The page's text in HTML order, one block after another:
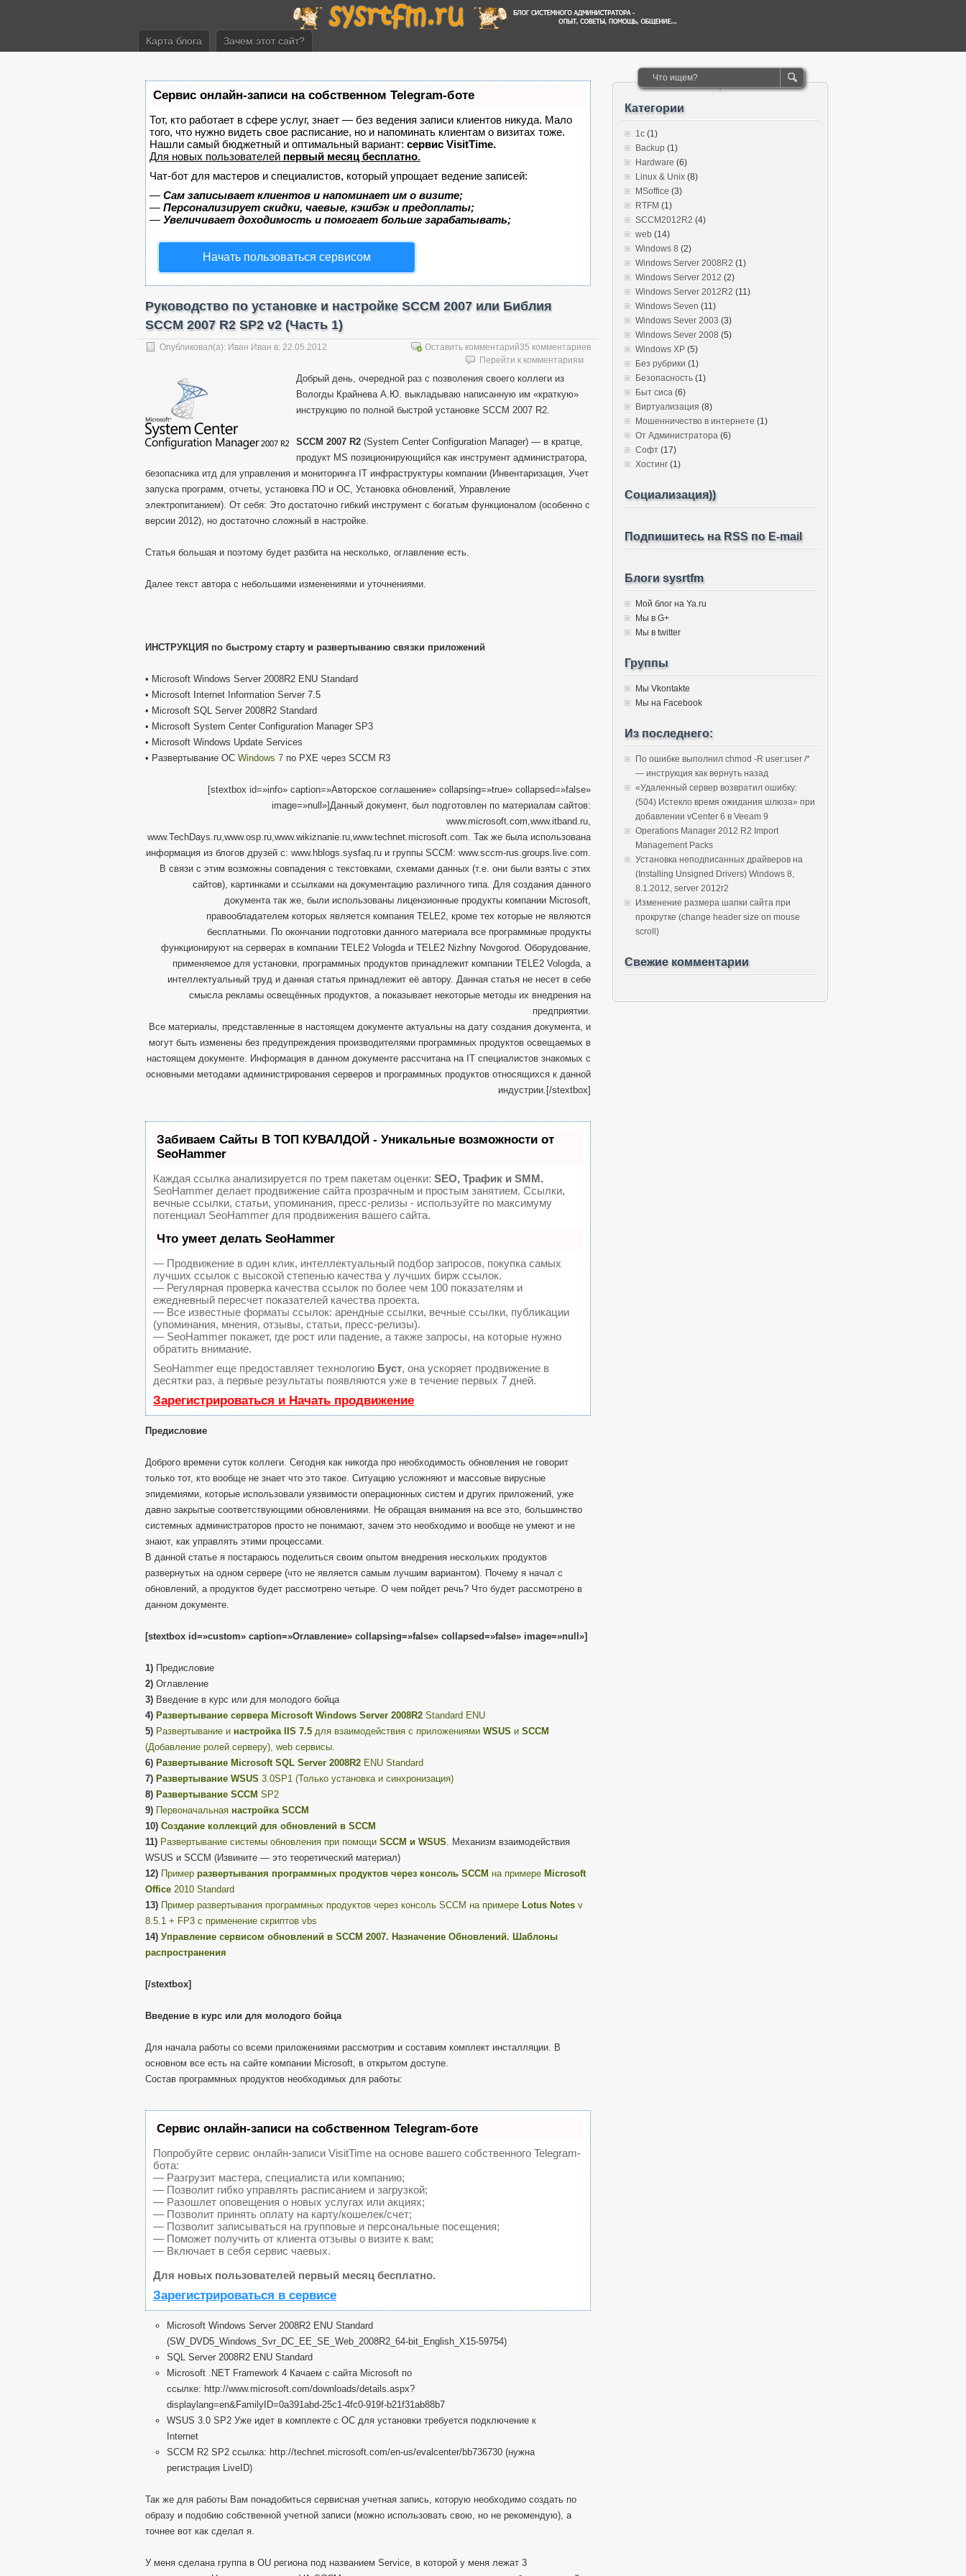
Карта блога Зачем этот сайт?
Сервис онлайн-записи на собственном Telegram-боте
Тот, кто работает в сфере услуг, знает — без ведения записи клиентов никуда. Мало
того, что нужно видеть свое расписание, но и напоминать клиентам о визитах тоже.
Нашли самый бюджетный и оптимальный вариант: сервис VisitTime.
Для новых пользователей первый месяц бесплатно.
Чат-бот для мастеров и специалистов, который упрощает ведение записей:
— Сам записывает клиентов и напоминает им о визите;
— Персонализирует скидки, чаевые, кэшбэк и предоплаты;
— Увеличивает доходимость и помогает больше зарабатывать;
Начать пользоваться сервисом
Руководство по установке и настройке SCCM 2007 или Библия
SCCM 2007 R2 SP2 v2 (Часть 1)
Опубликовал(а): Иван Иван в: 22.05.2012 Оставить комментарий35 комментариев
Перейти к комментариям
Добрый день, очередной раз с позволения своего коллеги из
Вологды Крайнева А.Ю. выкладываю написанную им «краткую»
инструкцию по полной быстрой установке SCCM 2007 R2.
SCCM 2007 R2 (System Center Configuration Manager) — в кратце,
продукт MS позиционирующийся как инструмент администратора,
безопасника итд для управления и мониторинга IT инфраструктуры компании (Инвентаризация, Учет
запуска программ, отчеты, установка ПО и ОС, Установка обновлений, Управление
электропитанием). От себя: Это достаточно гибкий инструмент с богатым функционалом (особенно с
версии 2012), но достаточно сложный в настройке.
Статья большая и поэтому будет разбита на несколько, оглавление есть.
Далее текст автора с небольшими изменениями и уточнениями.
ИНСТРУКЦИЯ по быстрому старту и развертыванию связки приложений
• Microsoft Windows Server 2008R2 ENU Standard
• Microsoft Internet Information Server 7.5
• Microsoft SQL Server 2008R2 Standard
• Microsoft System Center Configuration Manager SP3
• Microsoft Windows Update Services
• Развертывание ОС Windows 7 по PXE через SCCM R3
[stextbox id=»info» caption=»Авторское соглашение» collapsing=»true» collapsed=»false»
image=»null»]Данный документ, был подготовлен по материалам сайтов:
www.microsoft.com,www.itband.ru,
www.TechDays.ru,www.osp.ru,www.wikiznanie.ru,www.technet.microsoft.com. Так же была использована
информация из блогов друзей с: www.hblogs.sysfaq.ru и группы SCCM: www.sccm-rus.groups.live.com.
В связи с этим возможны совпадения с текстовками, схемами данных (т.е. они были взяты с этих
сайтов), картинками и ссылками на документацию различного типа. Для создания данного
документа так же, были использованы лицензионные продукты компании Microsoft,
правообладателем которых является компания TELE2, кроме тех которые не являются
бесплатными. По окончании подготовки данного материала все программные продукты
функционируют на серверах в компании TELE2 Vologda и TELE2 Nizhny Novgorod. Оборудование,
применяемое для установки, программных продуктов принадлежит компании TELE2 Vologda, а
интеллектуальный труд и данная статья принадлежит её автору. Данная статья не несет в себе
смысла рекламы освещённых продуктов, а показывает некоторые методы их внедрения на
предприятии.
Все материалы, представленные в настоящем документе актуальны на дату создания документа, и
могут быть изменены без предупреждения производителями программных продуктов освещаемых в
настоящем документе. Информация в данном документе рассчитана на IT специалистов знакомых с
основными методами администрирования серверов и программных продуктов относящихся к данной
индустрии.[/stextbox]
Забиваем Сайты В ТОП КУВАЛДОЙ - Уникальные возможности от
SeoHammer
Каждая ссылка анализируется по трем пакетам оценки: SEO, Трафик и SMM.
SeoHammer делает продвижение сайта прозрачным и простым занятием. Ссылки,
вечные ссылки, статьи, упоминания, пресс-релизы - используйте по максимуму
потенциал SeoHammer для продвижения вашего сайта.
Что умеет делать SeoHammer
— Продвижение в один клик, интеллектуальный подбор запросов, покупка самых
лучших ссылок с высокой степенью качества у лучших бирж ссылок.
— Регулярная проверка качества ссылок по более чем 100 показателям и
ежедневный пересчет показателей качества проекта.
— Все известные форматы ссылок: арендные ссылки, вечные ссылки, публикации
(упоминания, мнения, отзывы, статьи, пресс-релизы).
— SeoHammer покажет, где рост или падение, а также запросы, на которые нужно
обратить внимание.
SeoHammer еще предоставляет технологию Буст, она ускоряет продвижение в
десятки раз, а первые результаты появляются уже в течение первых 7 дней.
Зарегистрироваться и Начать продвижение
Предисловие
Доброго времени суток коллеги. Сегодня как никогда про необходимость обновления не говорит
только тот, кто вообще не знает что это такое. Ситуацию усложняют и массовые вирусные
эпидемиями, которые использовали уязвимости операционных систем и других приложений, уже
давно закрытые соответствующими обновлениями. Не обращая внимания на все это, большинство
системных администраторов просто не понимают, зачем это необходимо и вообще не умеют и не
знают, как управлять этими процессами.
В данной статье я постараюсь поделиться своим опытом внедрения нескольких продуктов
развернутых на одном сервере (что не является самым лучшим вариантом). Почему я начал с
обновлений, а продуктов будет рассмотрено четыре. О чем пойдет речь? Что будет рассмотрено в
данном документе.
[stextbox id=»custom» caption=»Оглавление» collapsing=»false» collapsed=»false» image=»null»]
1) Предисловие
2) Оглавление
3) Введение в курс или для молодого бойца
4) Развертывание сервера Microsoft Windows Server 2008R2 Standard ENU
5) Развертывание и настройка IIS 7.5 для взаимодействия с приложениями WSUS и SCCM
(Добавление ролей серверу), web сервисы.
6) Развертывание Microsoft SQL Server 2008R2 ENU Standard
7) Развертывание WSUS 3.0SP1 (Только установка и синхронизация)
8) Развертывание SCCM SP2
9) Первоначальная настройка SCCM
10) Создание коллекций для обновлений в SCCM
11) Развертывание системы обновления при помощи SCCM и WSUS. Механизм взаимодействия
WSUS и SCCM (Извините — это теоретический материал)
12) Пример развертывания программных продуктов через консоль SCCM на примере Microsoft
Office 2010 Standard
13) Пример развертывания программных продуктов через консоль SCCM на примере Lotus Notes v
8.5.1 + FP3 c применение скриптов vbs
14) Управление сервисом обновлений в SCCM 2007. Назначение Обновлений. Шаблоны
распространения
[/stextbox]
Введение в курс или для молодого бойца
Для начала работы со всеми приложениями рассмотрим и составим комплект инсталляции. В
основном все есть на сайте компании Microsoft, в открытом доступе.
Состав программных продуктов необходимых для работы:
Сервис онлайн-записи на собственном Telegram-боте
Попробуйте сервис онлайн-записи VisitTime на основе вашего собственного Telegram-
бота:
— Разгрузит мастера, специалиста или компанию;
— Позволит гибко управлять расписанием и загрузкой;
— Разошлет оповещения о новых услугах или акциях;
— Позволит принять оплату на карту/кошелек/счет;
— Позволит записываться на групповые и персональные посещения;
— Поможет получить от клиента отзывы о визите к вам;
— Включает в себя сервис чаевых.
Для новых пользователей первый месяц бесплатно.
Зарегистрироваться в сервисе
Microsoft Windows Server 2008R2 ENU Standard
(SW_DVD5_Windows_Svr_DC_EE_SE_Web_2008R2_64-bit_English_X15-59754)
SQL Server 2008R2 ENU Standard
Microsoft .NET Framework 4 Качаем с сайта Microsoft по
ссылке: http://www.microsoft.com/downloads/details.aspx?
displaylang=en&FamilyID=0a391abd-25c1-4fc0-919f-b21f31ab88b7
WSUS 3.0 SP2 Уже идет в комплекте с OC для установки требуется подключение к
Internet
SCCM R2 SP2 ссылка: http://technet.microsoft.com/en-us/evalcenter/bb736730 (нужна
регистрация LiveID)
Так же для работы Вам понадобиться сервисная учетная запись, которую необходимо создать по
образу и подобию собственной учетной записи (можно использовать свою, но не рекомендую), а
точнее вот как сделал я.
У меня сделана группа в OU региона под названием Service, в которой у меня лежат 3
Категории
1c (1)
Backup (1)
Hardware (6)
Linux & Unix (8)
MSoffice (3)
RTFM (1)
SCCM2012R2 (4)
web (14)
Windows 8 (2)
Windows Server 2008R2 (1)
Windows Server 2012 (2)
Windows Server 2012R2 (11)
Windows Seven (11)
Windows Sever 2003 (3)
Windows Sever 2008 (5)
Windows XP (5)
Без рубрики (1)
Безопасность (1)
Быт сиса (6)
Виртуализация (8)
Мошенничество в интернете (1)
От Администратора (6)
Софт (17)
Хостинг (1)
Социализация))
Подпишитесь на RSS по E-mail
Блоги sysrtfm
Мой блог на Ya.ru
Мы в G+
Мы в twitter
Группы
Мы Vkontakte
Мы на Facebook
Из последнего:
По ошибке выполнил chmod -R user:user /*
— инструкция как вернуть назад
«Удаленный сервер возвратил ошибку:
(504) Истекло время ожидания шлюза» при
добавлении vCenter 6 в Veeam 9
Operations Manager 2012 R2 Import
Management Packs
Установка неподписанных драйверов на
(Installing Unsigned Drivers) Windows 8,
8.1.2012, server 2012r2
Изменение размера шапки сайта при
прокрутке (change header size on mouse
scroll)
Свежие комментарии